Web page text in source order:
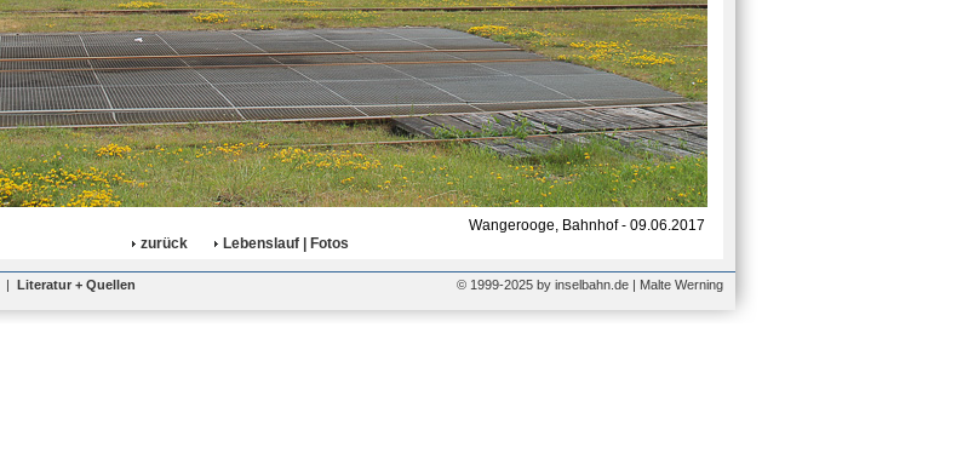
Wangerooge, Bahnhof - 09.06.2017
zurück
Lebenslauf | Fotos
| Literatur + Quellen © 1999-2025 by inselbahn.de | Malte Werning